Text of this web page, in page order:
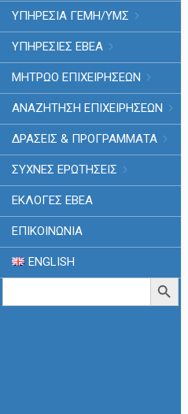
ΥΠΗΡΕΣΊΑ ΓΕΜΗ/ΥΜΣ
ΥΠΗΡΕΣΙΕΣ ΕΒΕΑ
ΜΗΤΡΩΟ ΕΠΙΧΕΙΡΗΣΕΩΝ
ΑΝΑΖΗΤΗΣΗ ΕΠΙΧΕΙΡΗΣΕΩΝ
ΔΡΑΣΕΙΣ & ΠΡΟΓΡΑΜΜΑΤΑ
ΣΥΧΝΕΣ ΕΡΩΤΗΣΕΙΣ
ΕΚΛΟΓΈΣ ΕΒΕΑ
ΕΠΙΚΟΙΝΩΝΙΑ
ENGLISH
Search
Search Button